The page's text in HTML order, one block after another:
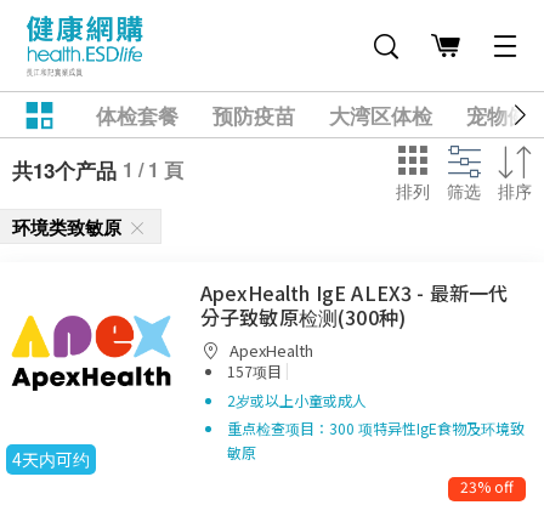
体检套餐 预防疫苗 大湾区体检
宠物健
共13个产品 1 / 1 頁
排列 筛选 排序
环境类致敏原
4天内可约
ApexHealth IgE ALEX3 - 最新一代
分子致敏原检测(300种)
ApexHealth
157项目 |
2岁或以上小童或成人
重点检查项目：300 项特异性IgE食物及环境致
敏原
23% off